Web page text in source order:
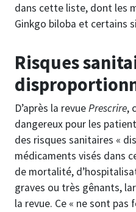
dans cette liste, dont les
Ginkgo biloba et certains
Risques
D’après la revuePrescrire,
dangereux pour les
des risques sanitaires «
médicaments visés dans
de mortalité,
graves ou très gênants,
la revue. Ce « ne sont